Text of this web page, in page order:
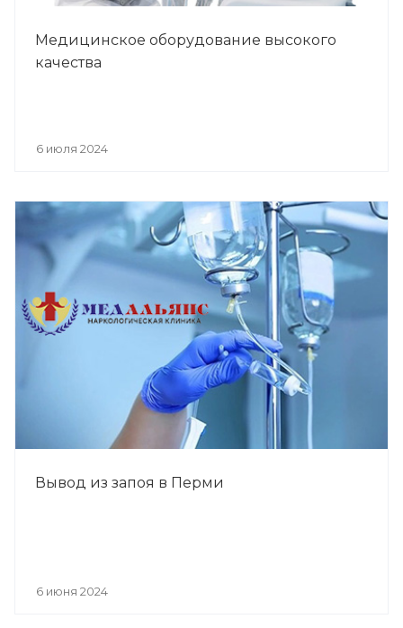
Медицинское оборудование высокого
качества
6 июля 2024
Вывод из запоя в Перми
6 июня 2024